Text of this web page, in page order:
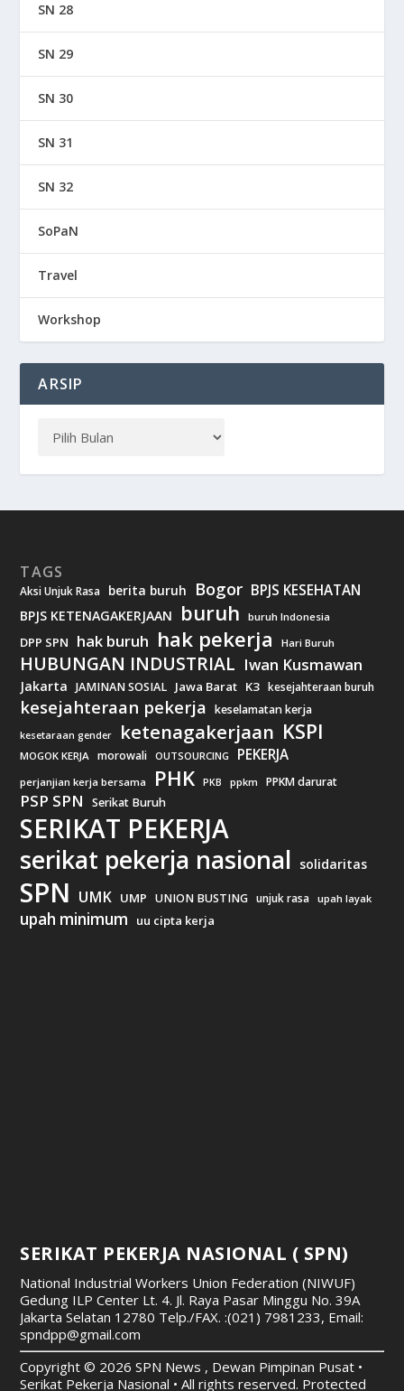
SN 28
SN 29
SN 30
SN 31
SN 32
SoPaN
Travel
Workshop
ARSIP
TAGS
Aksi Unjuk Rasa berita buruh Bogor BPJS KESEHATAN
BPJS KETENAGAKERJAAN buruh buruh Indonesia
DPP SPN hak buruh hak pekerja Hari Buruh
HUBUNGAN INDUSTRIAL Iwan Kusmawan
Jakarta JAMINAN SOSIAL Jawa Barat K3 kesejahteraan buruh
kesejahteraan pekerja keselamatan kerja
kesetaraan gender ketenagakerjaan KSPI
MOGOK KERJA morowali OUTSOURCING PEKERJA
perjanjian kerja bersama PHK PKB ppkm PPKM darurat
PSP SPN Serikat Buruh
SERIKAT PEKERJA
serikat pekerja nasional solidaritas
SPN UMK UMP UNION BUSTING unjuk rasa upah layak
upah minimum uu cipta kerja
SERIKAT PEKERJA NASIONAL ( SPN)
National Industrial Workers Union Federation (NIWUF)
Gedung ILP Center Lt. 4. Jl. Raya Pasar Minggu No. 39A
Jakarta Selatan 12780 Telp./FAX. :(021) 7981233, Email:
spndpp@gmail.com
Copyright © 2026 SPN News , Dewan Pimpinan Pusat •
Serikat Pekerja Nasional • All rights reserved. Protected